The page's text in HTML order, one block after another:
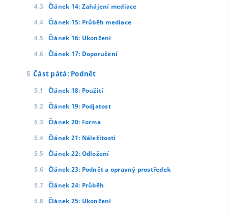
Článek 14: Zahájení mediace
Článek 15: Průběh mediace
Článek 16: Ukončení
Článek 17: Doporučení
Část pátá: Podnět
Článek 18: Použití
Článek 19: Podjatost
Článek 20: Forma
Článek 21: Náležitosti
Článek 22: Odložení
Článek 23: Podnět a opravný prostředek
Článek 24: Průběh
Článek 25: Ukončení